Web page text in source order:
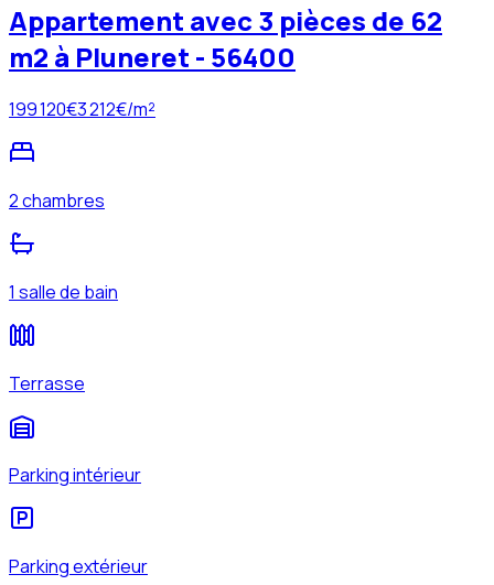
Appartement avec 3 pièces de 62
m2 à Pluneret - 56400
199 120€3 212€/m²
2 chambres
1 salle de bain
Terrasse
Parking intérieur
Parking extérieur